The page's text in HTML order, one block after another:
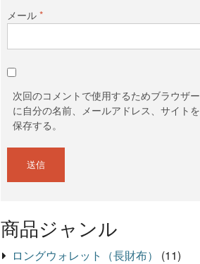
メール*
次回のコメントで使用するためブラウザー
に自分の名前、メールアドレス、サイトを
保存する。
商品ジャンル
ロングウォレット（長財布）
(11)